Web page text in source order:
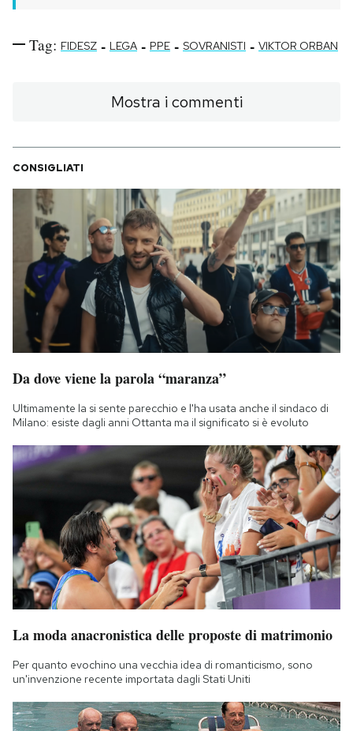
Tag: FIDESZ - LEGA - PPE - SOVRANISTI - VIKTOR ORBAN
Mostra i commenti
CONSIGLIATI
Da dove viene la parola “maranza”
Ultimamente la si sente parecchio e l'ha usata anche il sindaco di
Milano: esiste dagli anni Ottanta ma il significato si è evoluto
La moda anacronistica delle proposte di matrimonio
Per quanto evochino una vecchia idea di romanticismo, sono
un'invenzione recente importata dagli Stati Uniti